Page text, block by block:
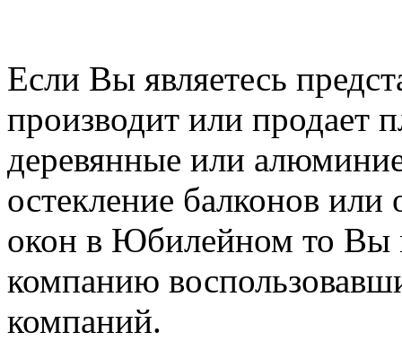
Если Вы являетесь
производит или продает
деревянные или
остекление балконов или
окон в Юбилейном то Вы
компанию
компаний.